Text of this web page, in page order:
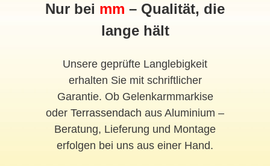
Nur bei mm – Qualität, die
lange hält
Unsere geprüfte Langlebigkeit
erhalten Sie mit schriftlicher
Garantie. Ob Gelenkarmmarkise
oder Terrassendach aus Aluminium –
Beratung, Lieferung und Montage
erfolgen bei uns aus einer Hand.